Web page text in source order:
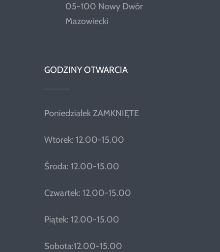
05-100 Nowy Dwór
Mazowiecki
GODZINY OTWARCIA
Poniedziałek ZAMKNIĘTE
Wtorek: 12.00-15.00
Środa: 12.00-15.00
Czwartek: 12.00-15.00
Piątek: 12.00-15.00
Sobota:12.00-15.00